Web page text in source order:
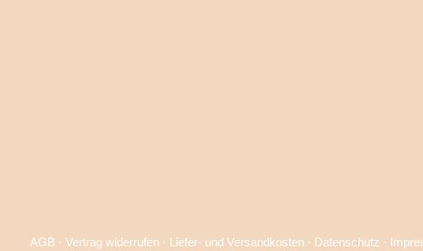
AGB · Vertrag widerrufen · Liefer- und Versandkosten · Datenschutz ·